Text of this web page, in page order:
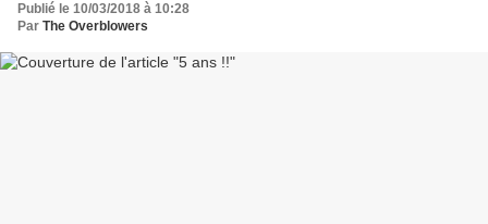
Publié le 10/03/2018 à 10:28
Par The Overblowers